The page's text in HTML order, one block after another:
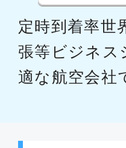
定時到着率世
張等ビジネス
適な航空会社